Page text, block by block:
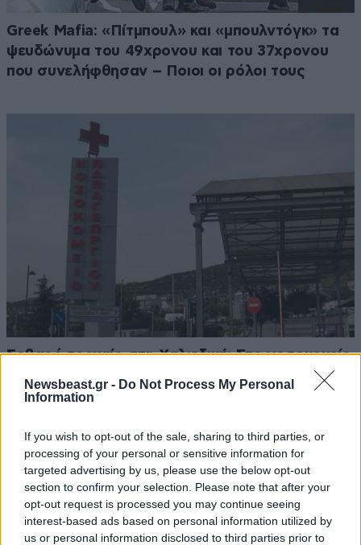
Newsbeast.gr - Do Not Process My Personal
Information
If you wish to opt-out of the sale, sharing to third parties, or
processing of your personal or sensitive information for
targeted advertising by us, please use the below opt-out
section to confirm your selection. Please note that after your
opt-out request is processed you may continue seeing
interest-based ads based on personal information utilized by
us or personal information disclosed to third parties prior to
Greek Μafia: «Πίτμπουλ» και «μπουλντόγκ» τα
ψευδώνυμα του 49χρονου και του 37χρονου
που συνελήφθησαν – Ποιοι οι ρόλοι τους
Σοβαρό τροχαίο στη Χαλκιδική: Στο νοσοκομείο
«Παπαγεωργίου» δικυκλιστής μετά από
σύγκρουση